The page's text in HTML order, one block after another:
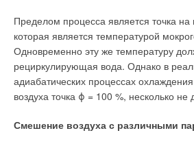
Пределом процесса является точка
которая является температурой
Одновременно эту же температуру
рециркулирующая вода. Однако в
адиабатических процессах
воздуха точка ϕ = 100 %, несколько не
Смешение воздуха с различными